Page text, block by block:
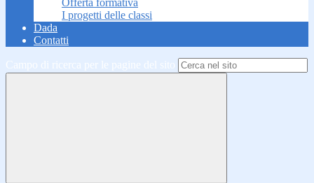
Offerta formativa
I progetti delle classi
Dada
Contatti
Campo di ricerca per le pagine del sito